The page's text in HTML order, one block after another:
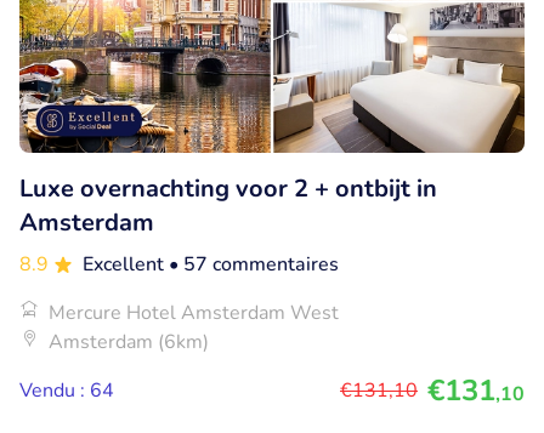
Luxe overnachting voor 2 + ontbijt in
Amsterdam
8.9 Excellent • 57 commentaires
Mercure Hotel Amsterdam West
Amsterdam (6km)
Vendu : 64
€131,10 €131,10